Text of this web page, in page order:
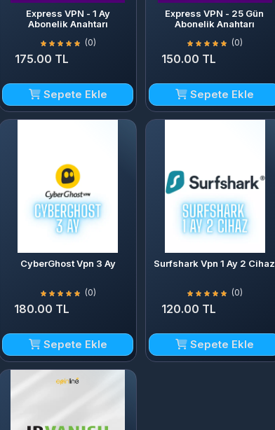
Express VPN - 1 Ay
Abonelik Anahtarı
(0)
175.00 TL
Sepete Ekle
Express VPN - 25 Gün
Abonelik Anahtarı
(0)
150.00 TL
Sepete Ekle
CyberGhost Vpn 3 Ay
(0)
180.00 TL
Sepete Ekle
Surfshark Vpn 1 Ay 2 Cihaz
(0)
120.00 TL
Sepete Ekle